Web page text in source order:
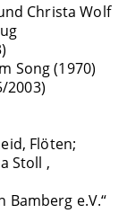
Christa Wolf
Song (1970)
2003)
Flöten;
Stoll ,
Bamberg e.V.“